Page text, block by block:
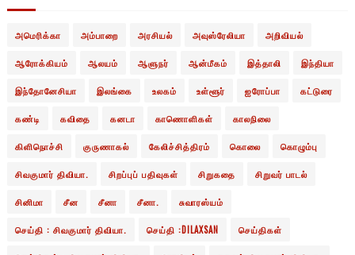
அமெரிக்கா அம்பாறை அரசியல் அவுஸ்ரேலியா அறிவியல்
ஆரோக்கியம் ஆலயம் ஆளுநர் ஆன்மீகம் இத்தாலி இந்தியா
இந்தோனேசியா இலங்கை உலகம் உள்ளூர் ஐரோப்பா கட்டுரை
கண்டி கவிதை கனடா காணொளிகள் காலநிலை
கிளிநொச்சி குருணாகல் கேலிச்சித்திரம் கொலை கொழும்பு
சிவகுமார் திவியா. சிறப்புப் பதிவுகள் சிறுகதை சிறுவர் பாடல்
சினிமா சீன சீனா சீனா. சுவாரஸ்யம்
செய்தி : சிவகுமார் திவியா. செய்தி :DILAXSAN செய்திகள்